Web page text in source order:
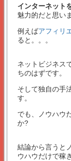
インターネット
魅力的だと思い
例えばアフィリ
ると。。。
ネットビジネス
ちのはずです。
そして独自の手
す。
でも、ノウハウ
か?
結論から言うとノ
ウハウだけで稼